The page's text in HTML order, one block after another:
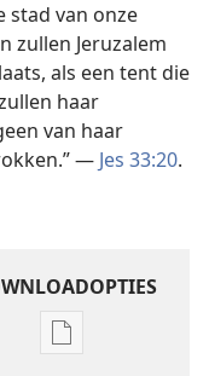
stad van onze
zullen Jeruzalem
als een tent die
haar
van haar
— Jes 33:20.